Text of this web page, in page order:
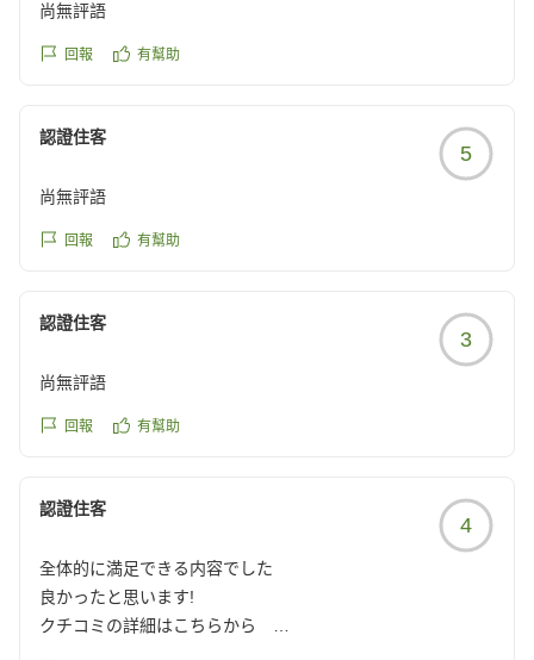
尚無評語
回報 有幫助
認證住客
5
尚無評語
回報 有幫助
認證住客
3
尚無評語
回報 有幫助
認證住客
4
全体的に満足できる内容でした
良かったと思います!
クチコミの詳細はこちらから